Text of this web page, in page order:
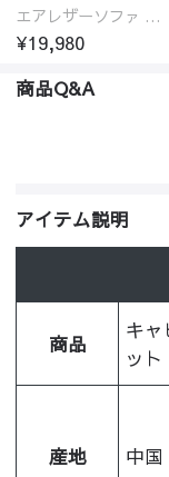
エアレザーソファ おしゃれ 無地 1人用 二人掛け 3人掛け
¥19,980
商品Q&A
アイテム説明
商品
キャ
ット
産地 中国